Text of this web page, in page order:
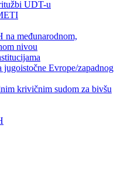
UDT-u
na međunarodnom,
nivou
jugoistočne Evrope/zapadnog
krivičnim sudom za bivšu